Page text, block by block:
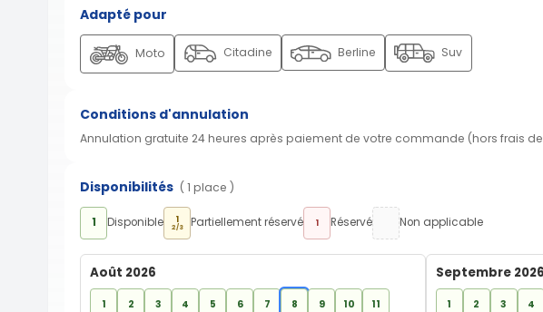
Adapté pour
Moto Citadine Berline Suv
Conditions d'annulation
Annulation gratuite 24 heures après paiement de votre commande (hors frais
Disponibilités ( 1 place )
1 Disponible 1
2/3 Partiellement réservé 1 Réservé Non applicable
Août 2026
1 2 3 4 5 6 7 8 9 10 11
Septembre 2026
1 2 3 4